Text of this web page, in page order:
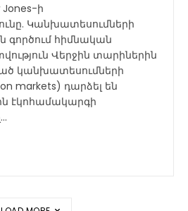
ի
Կանխատեսումների
գործում հիմնական
տարիներին
կանխատեսումների
markets) դարձել են
էկոհամակարգի